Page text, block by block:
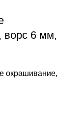
ворс 6 мм,
окрашивание,